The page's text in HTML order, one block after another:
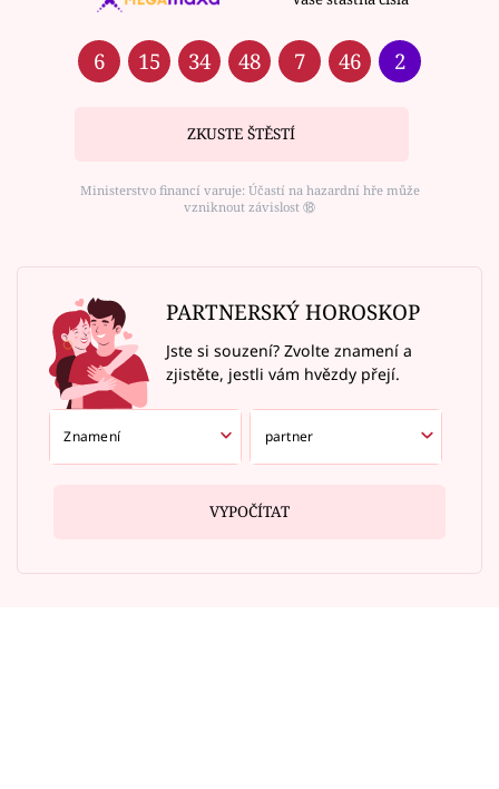
6 15 34 48 7 46 2
ZKUSTE ŠTĚSTÍ
Ministerstvo financí varuje: Účastí na hazardní hře může
vzniknout závislost ⑱
PARTNERSKÝ HOROSKOP
Jste si souzení? Zvolte znamení a
zjistěte, jestli vám hvězdy přejí.
VYPOČÍTAT